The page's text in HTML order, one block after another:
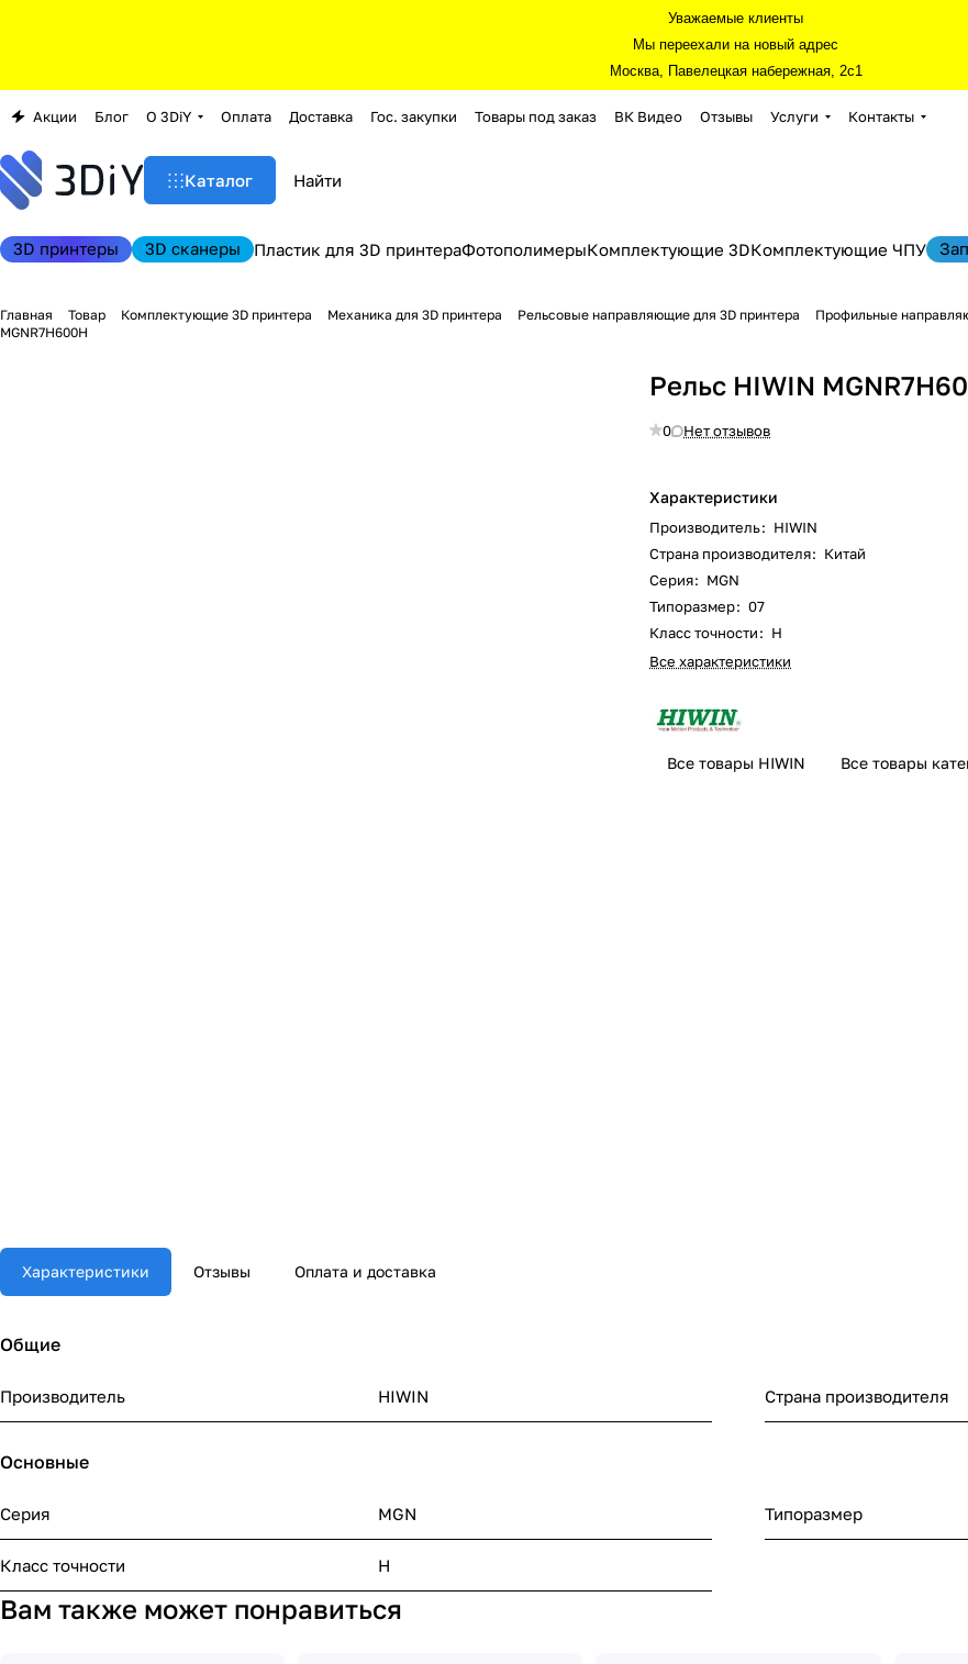
Уважаемые клиенты
Мы переехали на новый адрес
Москва, Павелецкая набережная, 2с1
Акции Блог О 3DiY Оплата Доставка Гос. закупки Товары под заказ ВК Видео Отзывы Услуги Контакты
Каталог
3D принтеры 3D сканеры Пластик для 3D принтераФотополимерыКомплектующие 3DКомплектующие ЧПУ
Главная Товар Комплектующие 3D принтера Механика для 3D принтера Рельсовые направляющие для 3D принтера Профильные
MGNR7H600H
Рельс HIWIN
0 Нет отзывов
Характеристики
Производитель: HIWIN
Страна производителя: Китай
Серия: MGN
Типоразмер: 07
Класс точности: H
Все характеристики
Все товары HIWIN Все товары
Характеристики Отзывы Оплата и доставка
Общие
Производитель HIWIN Страна производителя
Основные
Серия MGN Типоразмер
Класс точности H
Вам также может понравиться